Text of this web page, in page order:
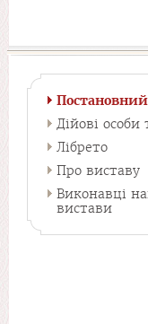
Дійові особи
Лібрето
Про виставу
Виконавці
вистави